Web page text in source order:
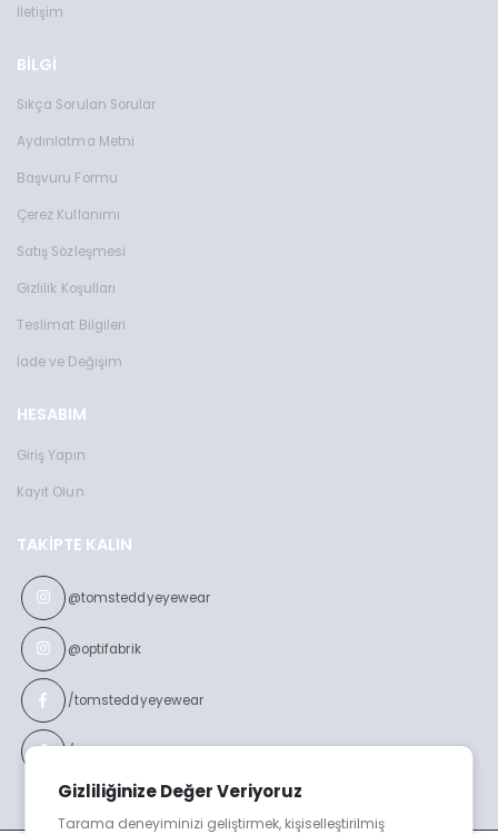
Gizliliğinize Değer Veriyoruz
Tarama deneyiminizi geliştirmek, kişiselleştirilmiş
İletişim
BİLGİ
Sıkça Sorulan Sorular
Aydınlatma Metni
Başvuru Formu
Çerez Kullanımı
Satış Sözleşmesi
Gizlilik Koşulları
Teslimat Bilgileri
İade ve Değişim
HESABIM
Giriş Yapın
Kayıt Olun
TAKIPTE KALIN
@tomsteddyeyewear
@optifabrik
/tomsteddyeyewear
/optifabrikeyewear